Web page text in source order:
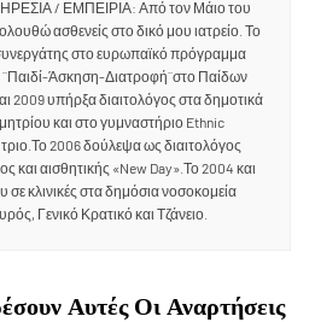
/ ΕΜΠΕΙΡΙΑ: Από τον Μάιο του
ασθενείς στο δικό μου ιατρείο. Το
στο ευρωπαϊκό πρόγραμμα
¨Παιδί-Άσκηση-Διατροφή¨στο Παίδων
2009 υπήρξα διαιτολόγος στα δημοτικά
και στο γυμναστήριο Ethnic
2006 δούλεψα ως διαιτολόγος
και αισθητικής «New Day».Το 2004 και
σε κλινικές στα δημόσια νοσοκομεία
Γενικό Κρατικό και Τζάνειο.
Αυτές Οι Αναρτήσεις